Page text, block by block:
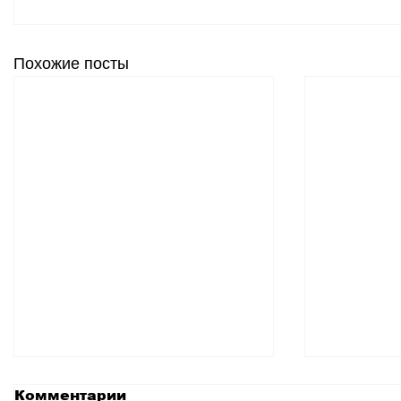
Похожие посты
Комментарии